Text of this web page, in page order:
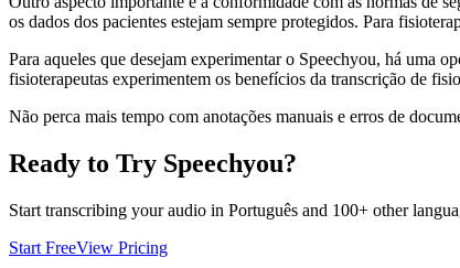
os dados dos pacientes estejam sempre protegidos. Para
Para aqueles que desejam experimentar o Speechyou, há uma
fisioterapeutas experimentem os benefícios da transcrição de
Não perca mais tempo com anotações manuais e erros de
Ready to Try Speechyou?
Start transcribing your audio in Português and 100+ other
Start FreeView Pricing